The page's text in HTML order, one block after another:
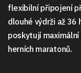
flexibilní připojení
dlouhé výdrži až 36
poskytují
herních maratonů.